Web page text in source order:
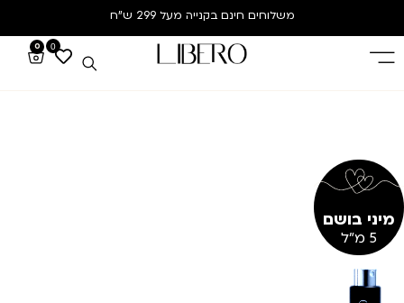
משלוחים חינם בקנייה מעל 299 ש”ח
0
0
מיני בושם
5 מ"ל